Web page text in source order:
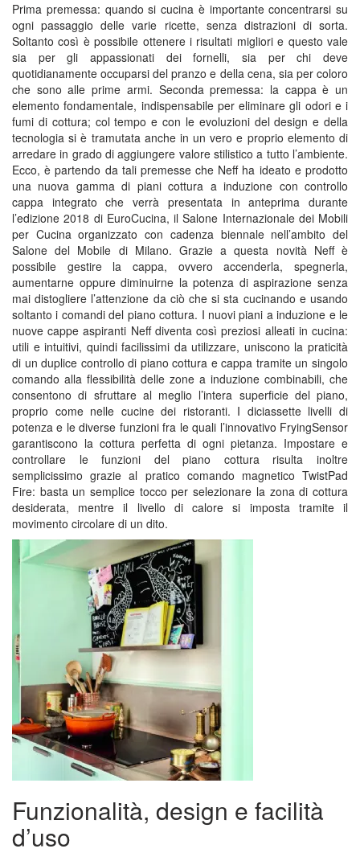
Prima premessa: quando si cucina è importante concentrarsi su
ogni passaggio delle varie ricette, senza distrazioni di sorta.
Soltanto così è possibile ottenere i risultati migliori e questo vale
sia per gli appassionati dei fornelli, sia per chi deve
quotidianamente occuparsi del pranzo e della cena, sia per coloro
che sono alle prime armi. Seconda premessa: la cappa è un
elemento fondamentale, indispensabile per eliminare gli odori e i
fumi di cottura; col tempo e con le evoluzioni del design e della
tecnologia si è tramutata anche in un vero e proprio elemento di
arredare in grado di aggiungere valore stilistico a tutto l’ambiente.
Ecco, è partendo da tali premesse che Neff ha ideato e prodotto
una nuova gamma di piani cottura a induzione con controllo
cappa integrato che verrà presentata in anteprima durante
l’edizione 2018 di EuroCucina, il Salone Internazionale dei Mobili
per Cucina organizzato con cadenza biennale nell’ambito del
Salone del Mobile di Milano. Grazie a questa novità Neff è
possibile gestire la cappa, ovvero accenderla, spegnerla,
aumentarne oppure diminuirne la potenza di aspirazione senza
mai distogliere l’attenzione da ciò che si sta cucinando e usando
soltanto i comandi del piano cottura. I nuovi piani a induzione e le
nuove cappe aspiranti Neff diventa così preziosi alleati in cucina:
utili e intuitivi, quindi facilissimi da utilizzare, uniscono la praticità
di un duplice controllo di piano cottura e cappa tramite un singolo
comando alla flessibilità delle zone a induzione combinabili, che
consentono di sfruttare al meglio l’intera superficie del piano,
proprio come nelle cucine dei ristoranti. I diciassette livelli di
potenza e le diverse funzioni fra le quali l’innovativo FryingSensor
garantiscono la cottura perfetta di ogni pietanza. Impostare e
controllare le funzioni del piano cottura risulta inoltre
semplicissimo grazie al pratico comando magnetico TwistPad
Fire: basta un semplice tocco per selezionare la zona di cottura
desiderata, mentre il livello di calore si imposta tramite il
movimento circolare di un dito.
Funzionalità, design e facilità
d’uso